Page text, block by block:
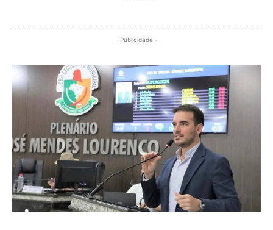
- Publicidade -